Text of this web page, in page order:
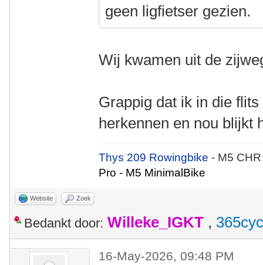
geen ligfietser gezien.
Wij kwamen uit de
Grappig dat ik in die
herkennen en nou
Thys 209 Rowingbike- M5
Pro - M5 MinimalBike
Website Zoek
Bedankt door: Willeke_IGKT ,
16-May-2026, 09:48 PM